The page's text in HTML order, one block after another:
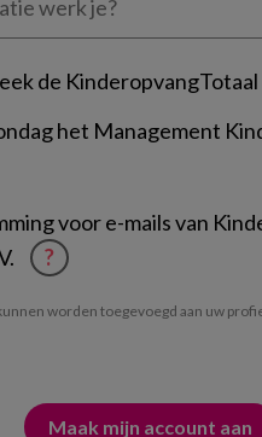
de
het Management
voor e-mails van
?
worden toegevoegd aan uw